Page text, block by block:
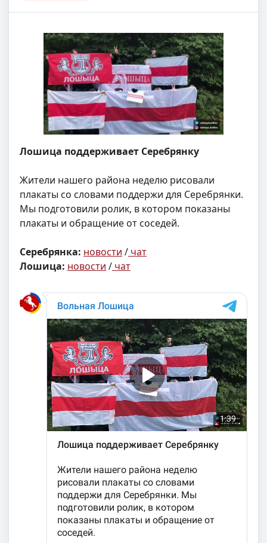
Лошица поддерживает Серебрянку
Жители нашего района неделю рисовали
плакаты со словами поддержи для Серебрянки.
Мы подготовили ролик, в котором показаны
плакаты и обращение от соседей.
Серебрянка: новости / чат
Лошица: новости / чат